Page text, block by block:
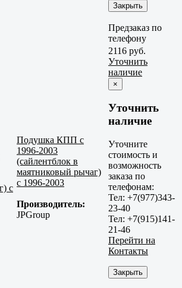
Закрыть
Предзаказ по
телефону
Подушка КПП с
1996-2003
(сайлентблок в
маятниковый рычаг)
с 1996-2003
Производитель:
JPGroup
2116 руб.
Уточнить
наличие
×
Уточнить
наличие
Уточните
стоимость и
возможность
заказа по
телефонам:
Тел: +7(977)343-
23-40
Тел: +7(915)141-
21-46
Перейти на
Контакты
Закрыть